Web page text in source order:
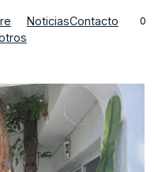
NoticiasContacto 0